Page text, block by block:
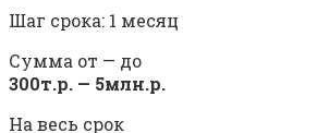
Шаг срока: 1 месяц
Сумма от — до
300т.р. — 5млн.р.
На весь срок